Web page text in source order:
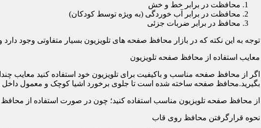
محافظت در برابر خط و خش
محافظت در برابر آب خوردگی (به ویژه توسط کودکان)
محافظ در برابر ضربات جزئی
توجه به این نکته که در بازار محافظ صفحه های تلویزیون بسیار متفاوتی وجود
معایب استفاده از محافظ صفحه تلویزیون
اگر از محافظ صفحه مناسب و باکیفیت برای تلویزیون خود استفاده کنید معایب
بگیرید.محافظ صفحه ساخته شده است تا جلوی برخورد اشیا کوچک و معمول داخل
از محافظ صفحه تلویزیون مناسب استفاده کنید؛ چون در صورت استفاده از
نحوه قرارگرفتن محافظ روی قاب